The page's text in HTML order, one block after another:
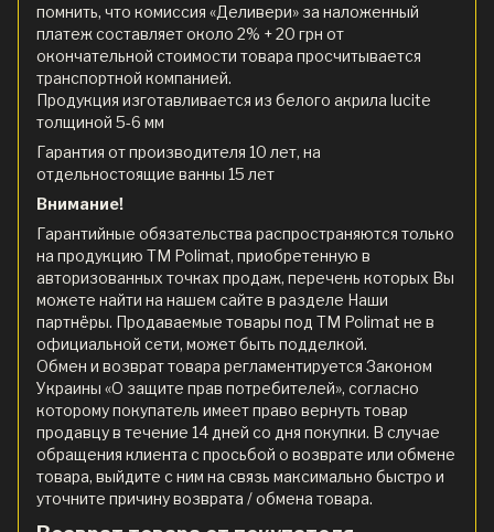
помнить, что комиссия «Деливери» за наложенный
платеж составляет около 2% + 20 грн от
окончательной стоимости товара просчитывается
транспортной компанией.
Продукция изготавливается из белого акрила lucite
толщиной 5-6 мм
Гарантия от производителя 10 лет, на
отдельностоящие ванны 15 лет
Внимание!
Гарантийные обязательства распространяются только
на продукцию ТМ Polimat, приобретенную в
авторизованных точках продаж, перечень которых Вы
можете найти на нашем сайте в разделе Наши
партнёры. Продаваемые товары под ТМ Polimat не в
официальной сети, может быть подделкой.
Обмен и возврат товара регламентируется Законом
Украины «О защите прав потребителей», согласно
которому покупатель имеет право вернуть товар
продавцу в течение 14 дней со дня покупки. В случае
обращения клиента с просьбой о возврате или обмене
товара, выйдите с ним на связь максимально быстро и
уточните причину возврата / обмена товара.